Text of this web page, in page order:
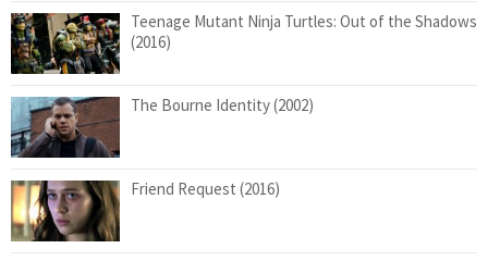
Teenage Mutant Ninja Turtles: Out of the Shadows
(2016)
The Bourne Identity (2002)
Friend Request (2016)